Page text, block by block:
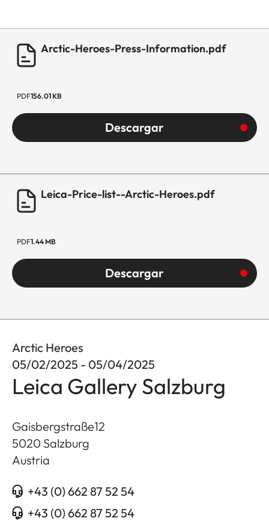
Arctic-Heroes-Press-Information.pdf
PDF156.01 KB
Descargar
Leica-Price-list--Arctic-Heroes.pdf
PDF1.44 MB
Descargar
Arctic Heroes
05/02/2025 - 05/04/2025
Leica Gallery Salzburg
Gaisbergstraße12
5020 Salzburg
Austria
+43 (0) 662 87 52 54
+43 (0) 662 87 52 54